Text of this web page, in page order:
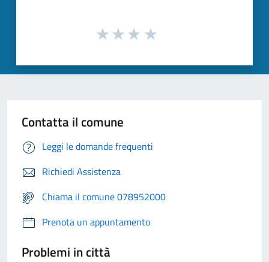
Contatta il comune
Leggi le domande frequenti
Richiedi Assistenza
Chiama il comune 078952000
Prenota un appuntamento
Problemi in città